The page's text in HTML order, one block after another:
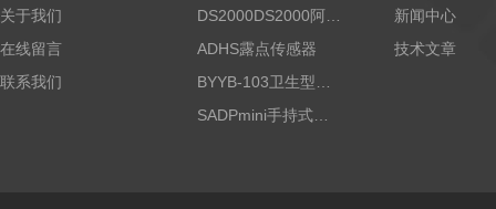
关于我们
在线留言
联系我们
ADHS露点传感器
新闻中心
技术文章